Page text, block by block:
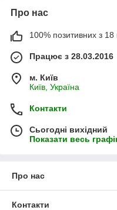
Про нас
100% позитивних з 18
Працює з 28.03.2016
м. Київ
Київ, Україна
Контакти
Сьогодні вихідний
Показати весь
Про нас
Контакти